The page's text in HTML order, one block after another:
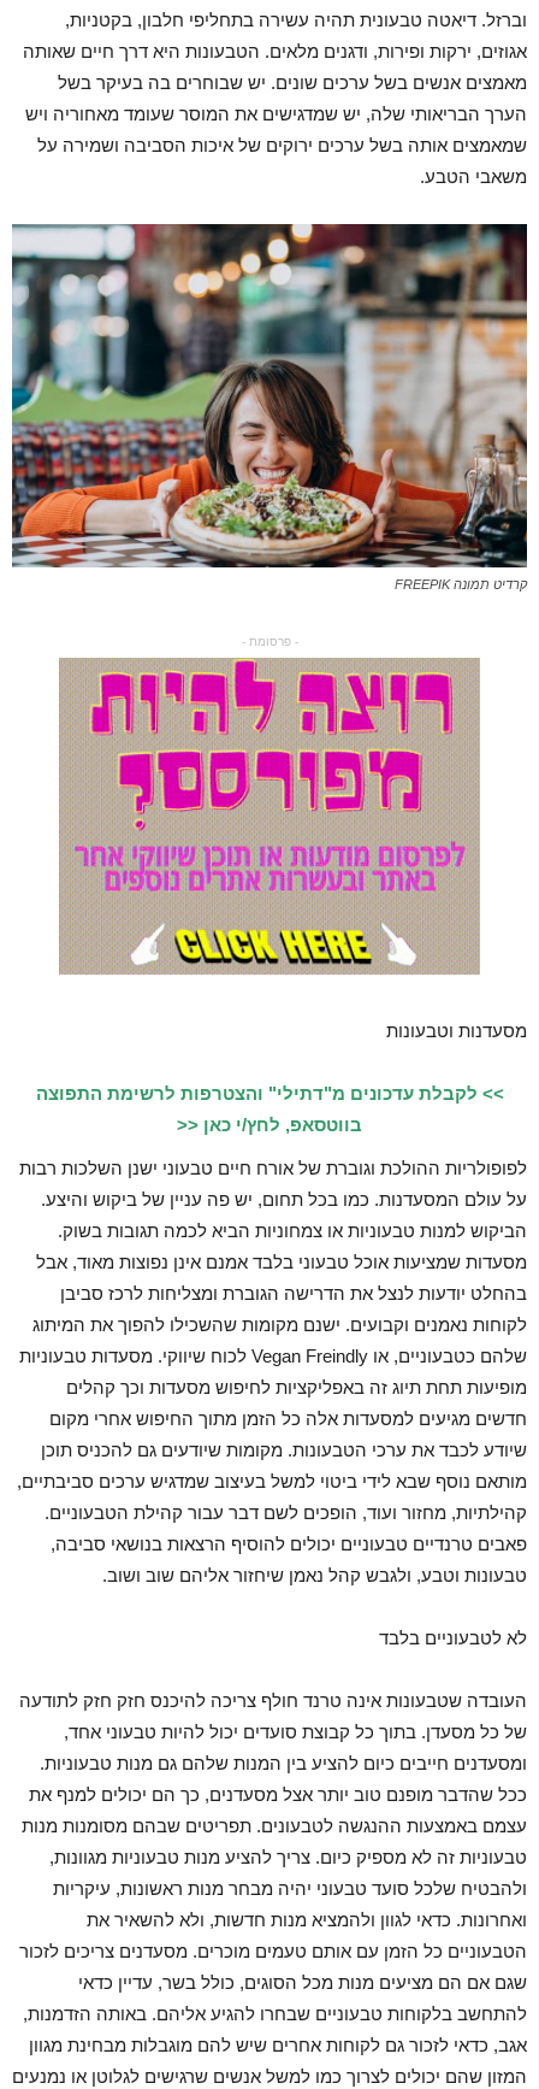
וברזל. דיאטה טבעונית תהיה עשירה בתחליפי חלבון, בקטניות,
אגוזים, ירקות ופירות, ודגנים מלאים. הטבעונות היא דרך חיים שאותה
מאמצים אנשים בשל ערכים שונים. יש שבוחרים בה בעיקר בשל
הערך הבריאותי שלה, יש שמדגישים את המוסר שעומד מאחוריה ויש
שמאמצים אותה בשל ערכים ירוקים של איכות הסביבה ושמירה על
משאבי הטבע.
קרדיט תמונה FREEPIK
- פרסומת -
מסעדנות וטבעונות
>> לקבלת עדכונים מ"דתילי" והצטרפות לרשימת התפוצה
בווטסאפ, לחץ/י כאן <<
לפופולריות ההולכת וגוברת של אורח חיים טבעוני ישנן השלכות רבות
על עולם המסעדנות. כמו בכל תחום, יש פה עניין של ביקוש והיצע.
הביקוש למנות טבעוניות או צמחוניות הביא לכמה תגובות בשוק.
מסעדות שמציעות אוכל טבעוני בלבד אמנם אינן נפוצות מאוד, אבל
בהחלט יודעות לנצל את הדרישה הגוברת ומצליחות לרכז סביבן
לקוחות נאמנים וקבועים. ישנם מקומות שהשכילו להפוך את המיתוג
שלהם כטבעוניים, או Vegan Freindly לכוח שיווקי. מסעדות טבעוניות
מופיעות תחת תיוג זה באפליקציות לחיפוש מסעדות וכך קהלים
חדשים מגיעים למסעדות אלה כל הזמן מתוך החיפוש אחרי מקום
שיודע לכבד את ערכי הטבעונות. מקומות שיודעים גם להכניס תוכן
מותאם נוסף שבא לידי ביטוי למשל בעיצוב שמדגיש ערכים סביבתיים,
קהילתיות, מחזור ועוד, הופכים לשם דבר עבור קהילת הטבעוניים.
פאבים טרנדיים טבעוניים יכולים להוסיף הרצאות בנושאי סביבה,
טבעונות וטבע, ולגבש קהל נאמן שיחזור אליהם שוב ושוב.
לא לטבעוניים בלבד
העובדה שטבעונות אינה טרנד חולף צריכה להיכנס חזק חזק לתודעה
של כל מסעדן. בתוך כל קבוצת סועדים יכול להיות טבעוני אחד,
ומסעדנים חייבים כיום להציע בין המנות שלהם גם מנות טבעוניות.
ככל שהדבר מופנם טוב יותר אצל מסעדנים, כך הם יכולים למנף את
עצמם באמצעות ההנגשה לטבעונים. תפריטים שבהם מסומנות מנות
טבעוניות זה לא מספיק כיום. צריך להציע מנות טבעוניות מגוונות,
ולהבטיח שלכל סועד טבעוני יהיה מבחר מנות ראשונות, עיקריות
ואחרונות. כדאי לגוון ולהמציא מנות חדשות, ולא להשאיר את
הטבעוניים כל הזמן עם אותם טעמים מוכרים. מסעדנים צריכים לזכור
שגם אם הם מציעים מנות מכל הסוגים, כולל בשר, עדיין כדאי
להתחשב בלקוחות טבעוניים שבחרו להגיע אליהם. באותה הזדמנות,
אגב, כדאי לזכור גם לקוחות אחרים שיש להם מוגבלות מבחינת מגוון
המזון שהם יכולים לצרוך כמו למשל אנשים שרגישים לגלוטן או נמנעים